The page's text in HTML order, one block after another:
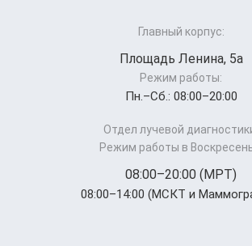
Главный корпус:
Площадь Ленина, 5а
Режим работы:
Пн.–Cб.: 08:00–20:00
Отдел лучевой
Режим работы в
08:00–20:00 (МРТ)
08:00–14:00 (МСКТ и